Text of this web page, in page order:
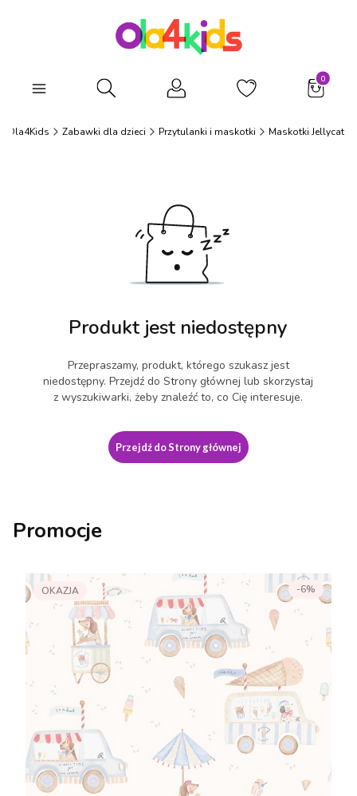
Otwórz wyszukiwarkę
Ola4Kids Zabawki dla dzieci Przytulanki i maskotki Maskotki Jellycat
Produkt jest niedostępny
Przepraszamy, produkt, którego szukasz jest
niedostępny. Przejdź do Strony głównej lub skorzystaj
z wyszukiwarki, żeby znaleźć to, co Cię interesuje.
Przejdź do Strony głównej
Promocje
OKAZJA -6%